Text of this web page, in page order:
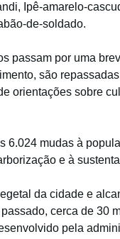
Ipê-amarelo-
de-soldado.
passam por uma
são
orientações sobre
6.024 mudas à
e à
da cidade e
cerca de 30
pela